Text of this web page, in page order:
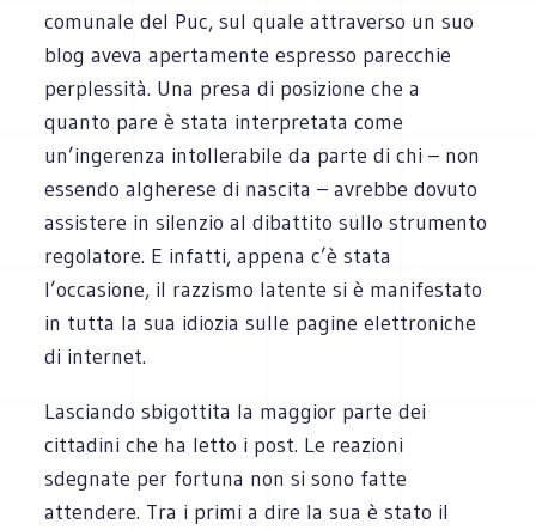
comunale del Puc, sul quale attraverso un suo
blog aveva apertamente espresso parecchie
perplessità. Una presa di posizione che a
quanto pare è stata interpretata come
un’ingerenza intollerabile da parte di chi – non
essendo algherese di nascita – avrebbe dovuto
assistere in silenzio al dibattito sullo strumento
regolatore. E infatti, appena c’è stata
l’occasione, il razzismo latente si è manifestato
in tutta la sua idiozia sulle pagine elettroniche
di internet.
Lasciando sbigottita la maggior parte dei
cittadini che ha letto i post. Le reazioni
sdegnate per fortuna non si sono fatte
attendere. Tra i primi a dire la sua è stato il